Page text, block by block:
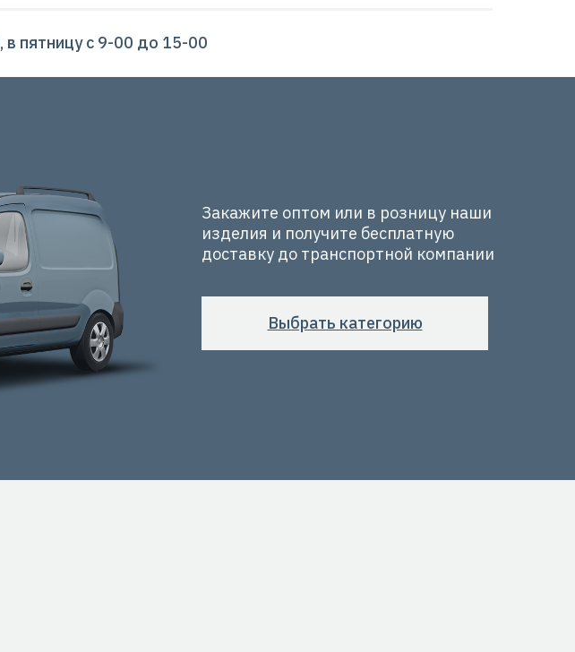
в пятницу с 9-00 до 15-00
Выбрать категорию
Закажите оптом или в розницу наши
изделия и получите бесплатную
доставку до транспортной компании